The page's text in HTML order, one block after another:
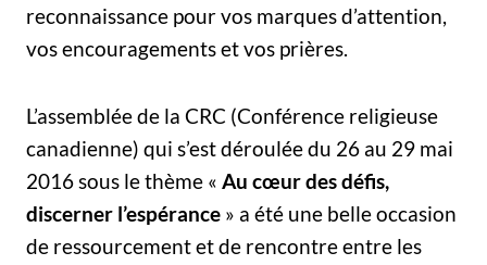
reconnaissance pour vos marques d’attention,
vos encouragements et vos prières.
L’assemblée de la CRC (Conférence religieuse
canadienne) qui s’est déroulée du 26 au 29 mai
2016 sous le thème « Au cœur des défis,
discerner l’espérance » a été une belle occasion
de ressourcement et de rencontre entre les